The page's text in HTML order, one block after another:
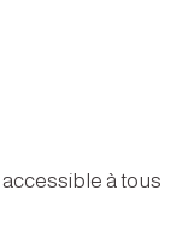
à tous